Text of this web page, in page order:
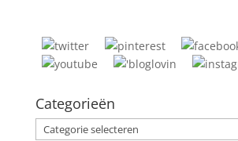
Categorieën
Categorieën